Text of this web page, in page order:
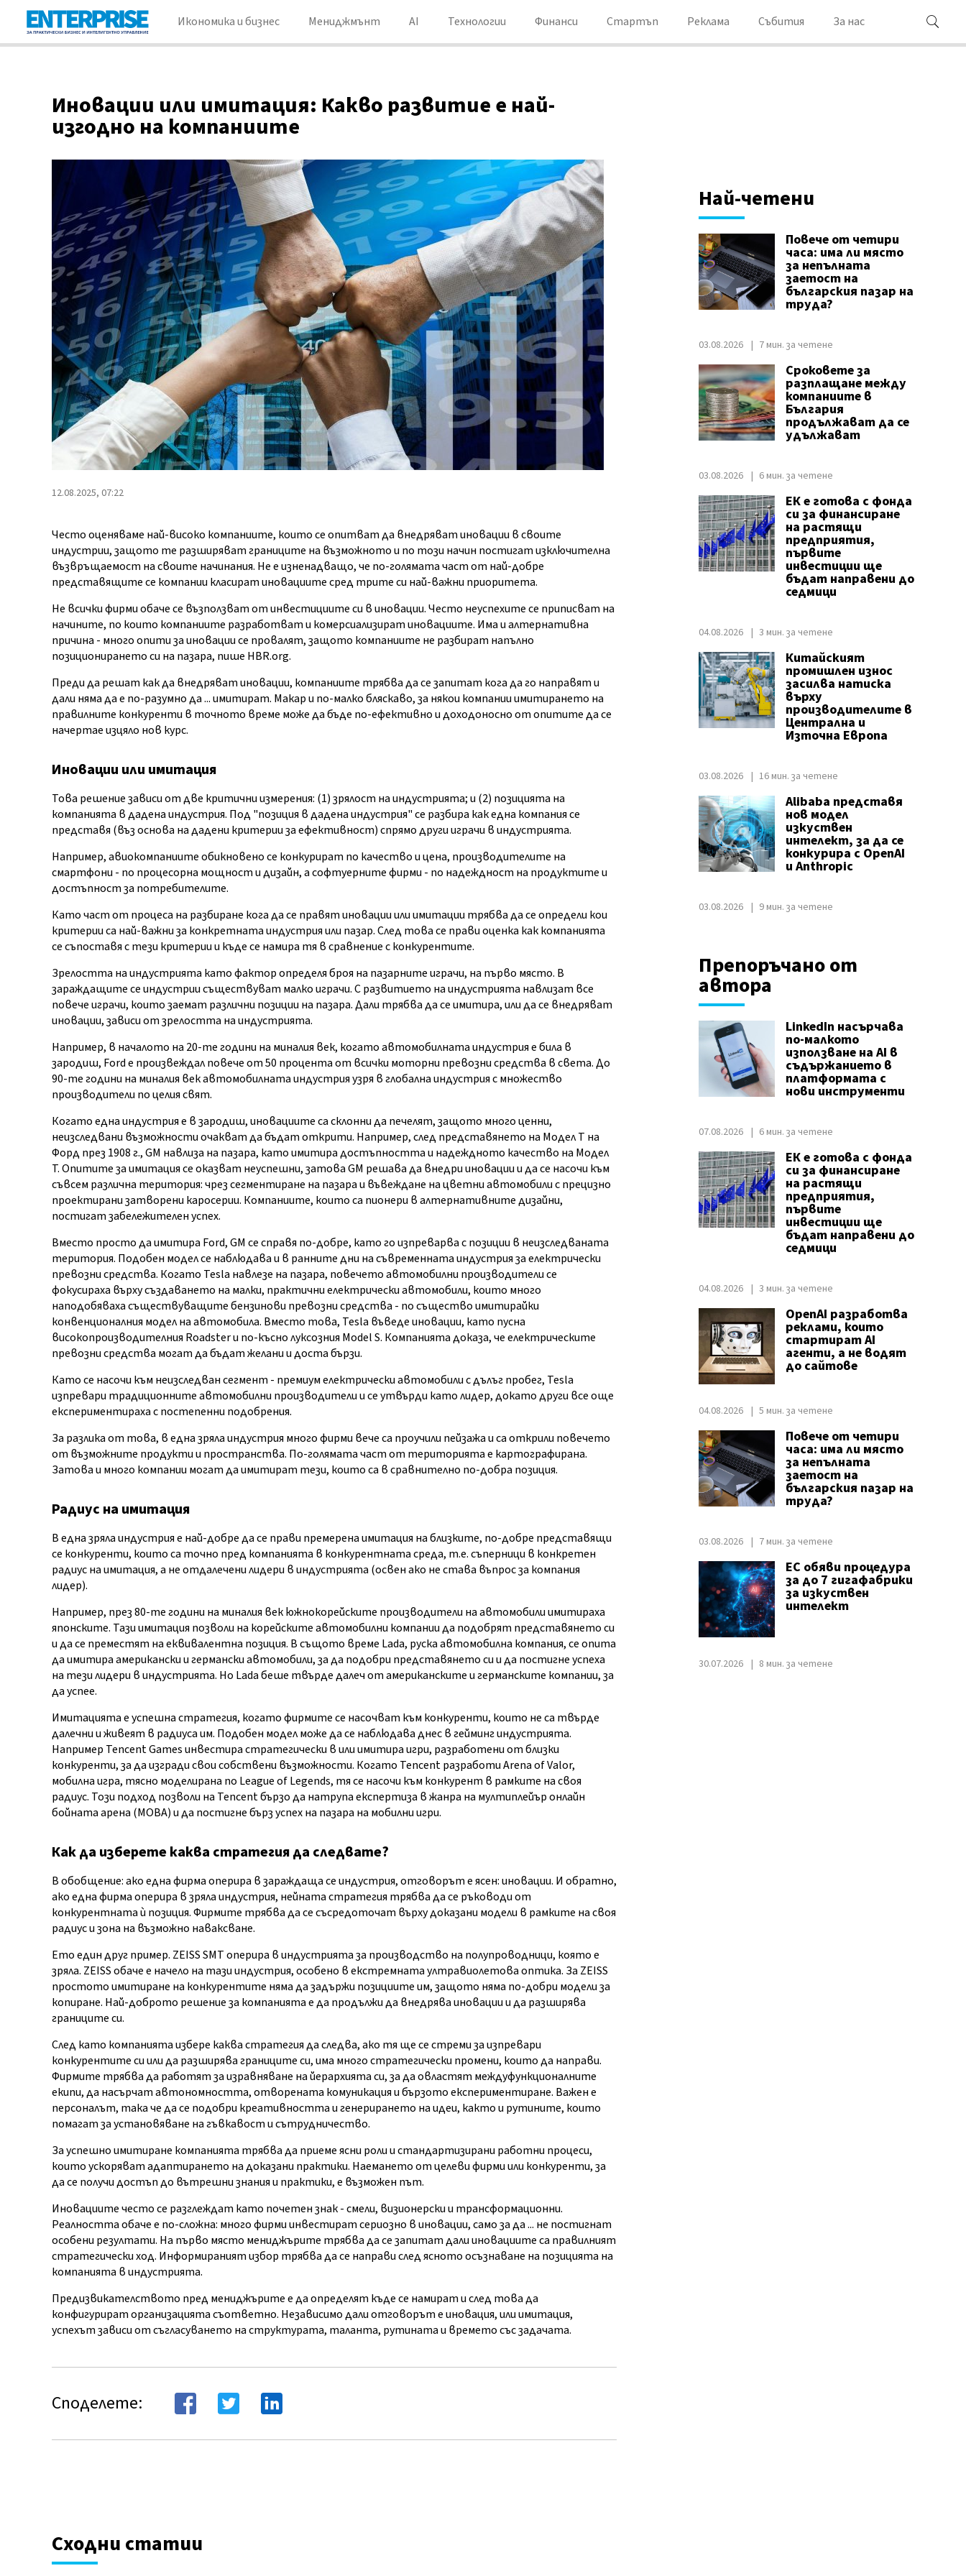
Икономика и бизнес Мениджмънт AI Технологии Финанси Стартъп Реклама Събития За нас
Иновации или имитация: Какво развитие е най-
изгодно на компаниите
12.08.2025, 07:22
Често оценяваме най-високо компаниите, които се опитват да внедряват иновации в своите
индустрии, защото те разширяват границите на възможното и по този начин постигат изключителна
възвръщаемост на своите начинания. Не е изненадващо, че по-голямата част от най-добре
представящите се компании класират иновациите сред трите си най-важни приоритета.
Не всички фирми обаче се възползват от инвестициите си в иновации. Често неуспехите се приписват на
начините, по които компаниите разработват и комерсиализират иновациите. Има и алтернативна
причина - много опити за иновации се провалят, защото компаниите не разбират напълно
позиционирането си на пазара, пише HBR.org.
Преди да решат как да внедряват иновации, компаниите трябва да се запитат кога да го направят и
дали няма да е по-разумно да ... имитират. Макар и по-малко бляскаво, за някои компании имитирането на
правилните конкуренти в точното време може да бъде по-ефективно и доходоносно от опитите да се
начертае изцяло нов курс.
Иновации или имитация
Това решение зависи от две критични измерения: (1) зрялост на индустрията; и (2) позицията на
компанията в дадена индустрия. Под "позиция в дадена индустрия" се разбира как една компания се
представя (въз основа на дадени критерии за ефективност) спрямо други играчи в индустрията.
Например, авиокомпаниите обикновено се конкурират по качество и цена, производителите на
смартфони - по процесорна мощност и дизайн, а софтуерните фирми - по надеждност на продуктите и
достъпност за потребителите.
Като част от процеса на разбиране кога да се правят иновации или имитации трябва да се определи кои
критерии са най-важни за конкретната индустрия или пазар. След това се прави оценка как компанията
се съпоставя с тези критерии и къде се намира тя в сравнение с конкурентите.
Зрелостта на индустрията като фактор определя броя на пазарните играчи, на първо място. В
зараждащите се индустрии съществуват малко играчи. С развитието на индустрията навлизат все
повече играчи, които заемат различни позиции на пазара. Дали трябва да се имитира, или да се внедряват
иновации, зависи от зрелостта на индустрията.
Например, в началото на 20-те години на миналия век, когато автомобилната индустрия е била в
зародиш, Ford е произвеждал повече от 50 процента от всички моторни превозни средства в света. До
90-те години на миналия век автомобилната индустрия узря в глобална индустрия с множество
производители по целия свят.
Когато една индустрия е в зародиш, иновациите са склонни да печелят, защото много ценни,
неизследвани възможности очакват да бъдат открити. Например, след представянето на Модел Т на
Форд през 1908 г., GM навлиза на пазара, като имитира достъпността и надеждното качество на Модел
Т. Опитите за имитация се оказват неуспешни, затова GM решава да внедри иновации и да се насочи към
съвсем различна територия: чрез сегментиране на пазара и въвеждане на цветни автомобили с прецизно
проектирани затворени каросерии. Компаниите, които са пионери в алтернативните дизайни,
постигат забележителен успех.
Вместо просто да имитира Ford, GM се справя по-добре, като го изпреварва с позиции в неизследваната
територия. Подобен модел се наблюдава и в ранните дни на съвременната индустрия за електрически
превозни средства. Когато Tesla навлезе на пазара, повечето автомобилни производители се
фокусираха върху създаването на малки, практични електрически автомобили, които много
наподобяваха съществуващите бензинови превозни средства - по същество имитирайки
конвенционалния модел на автомобила. Вместо това, Tesla въведе иновации, като пусна
високопроизводителния Roadster и по-късно луксозния Model S. Компанията доказа, че електрическите
превозни средства могат да бъдат желани и доста бързи.
Като се насочи към неизследван сегмент - премиум електрически автомобили с дълъг пробег, Tesla
изпревари традиционните автомобилни производители и се утвърди като лидер, докато други все още
експериментираха с постепенни подобрения.
За разлика от това, в една зряла индустрия много фирми вече са проучили пейзажа и са открили повечето
от възможните продукти и пространства. По-голямата част от територията е картографирана.
Затова и много компании могат да имитират тези, които са в сравнително по-добра позиция.
Радиус на имитация
В една зряла индустрия е най-добре да се прави премерена имитация на близките, по-добре представящи
се конкуренти, които са точно пред компанията в конкурентната среда, т.е. съперници в конкретен
радиус на имитация, а не отдалечени лидери в индустрията (освен ако не става въпрос за компания
лидер).
Например, през 80-те години на миналия век южнокорейските производители на автомобили имитираха
японските. Тази имитация позволи на корейските автомобилни компании да подобрят представянето си
и да се преместят на еквивалентна позиция. В същото време Lada, руска автомобилна компания, се опита
да имитира американски и германски автомобили, за да подобри представянето си и да постигне успеха
на тези лидери в индустрията. Но Lada беше твърде далеч от американските и германските компании, за
да успее.
Имитацията е успешна стратегия, когато фирмите се насочват към конкуренти, които не са твърде
далечни и живеят в радиуса им. Подобен модел може да се наблюдава днес в гейминг индустрията.
Например Tencent Games инвестира стратегически в или имитира игри, разработени от близки
конкуренти, за да изгради свои собствени възможности. Когато Tencent разработи Arena of Valor,
мобилна игра, тясно моделирана по League of Legends, тя се насочи към конкурент в рамките на своя
радиус. Този подход позволи на Tencent бързо да натрупа експертиза в жанра на мултиплейър онлайн
бойната арена (MOBA) и да постигне бърз успех на пазара на мобилни игри.
Как да изберете каква стратегия да следвате?
В обобщение: ако една фирма оперира в зараждаща се индустрия, отговорът е ясен: иновации. И обратно,
ако една фирма оперира в зряла индустрия, нейната стратегия трябва да се ръководи от
конкурентната ѝ позиция. Фирмите трябва да се съсредоточат върху доказани модели в рамките на своя
радиус и зона на възможно наваксване.
Ето един друг пример. ZEISS SMT оперира в индустрията за производство на полупроводници, която е
зряла. ZEISS обаче е начело на тази индустрия, особено в екстремната ултравиолетова оптика. За ZEISS
простото имитиране на конкурентите няма да задържи позициите им, защото няма по-добри модели за
копиране. Най-доброто решение за компанията е да продължи да внедрява иновации и да разширява
границите си.
След като компанията избере каква стратегия да следва, ако тя ще се стреми за изпревари
конкурентите си или да разширява границите си, има много стратегически промени, които да направи.
Фирмите трябва да работят за изравняване на йерархията си, за да овластят междуфункционалните
екипи, да насърчат автономността, отворената комуникация и бързото експериментиране. Важен е
персоналът, така че да се подобри креативността и генерирането на идеи, както и рутините, които
помагат за установяване на гъвкавост и сътрудничество.
За успешно имитиране компанията трябва да приеме ясни роли и стандартизирани работни процеси,
които ускоряват адаптирането на доказани практики. Наемането от целеви фирми или конкуренти, за
да се получи достъп до вътрешни знания и практики, е възможен път.
Иновациите често се разглеждат като почетен знак - смели, визионерски и трансформационни.
Реалността обаче е по-сложна: много фирми инвестират сериозно в иновации, само за да ... не постигнат
особени резултати. На първо място мениджърите трябва да се запитат дали иновациите са правилният
стратегически ход. Информираният избор трябва да се направи след ясното осъзнаване на позицията на
компанията в индустрията.
Предизвикателството пред мениджърите е да определят къде се намират и след това да
конфигурират организацията съответно. Независимо дали отговорът е иновация, или имитация,
успехът зависи от съгласуването на структурата, таланта, рутината и времето със задачата.
Споделете:
Най-четени
Повече от четири
часа: има ли място
за непълната
заетост на
българския пазар на
труда?
03.08.2026 7 мин. за четене
Сроковете за
разплащане между
компаниите в
България
продължават да се
удължават
03.08.2026 6 мин. за четене
ЕК е готова с фонда
си за финансиране
на растящи
предприятия,
първите
инвестиции ще
бъдат направени до
седмици
04.08.2026 3 мин. за четене
Китайският
промишлен износ
засилва натиска
върху
производителите в
Централна и
Източна Европа
03.08.2026 16 мин. за четене
Alibaba представя
нов модел
изкуствен
интелект, за да се
конкурира с OpenAI
и Anthropic
03.08.2026 9 мин. за четене
Препоръчано от
автора
LinkedIn насърчава
по-малкото
използване на AI в
съдържанието в
платформата с
нови инструменти
07.08.2026 6 мин. за четене
ЕК е готова с фонда
си за финансиране
на растящи
предприятия,
първите
инвестиции ще
бъдат направени до
седмици
04.08.2026 3 мин. за четене
OpenAI разработва
реклами, които
стартират AI
агенти, а не водят
до сайтове
04.08.2026 5 мин. за четене
Повече от четири
часа: има ли място
за непълната
заетост на
българския пазар на
труда?
03.08.2026 7 мин. за четене
ЕС обяви процедура
за до 7 гигафабрики
за изкуствен
интелект
30.07.2026 8 мин. за четене
Сходни статии